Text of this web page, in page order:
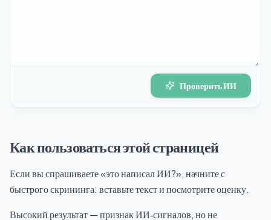
Проверить ИИ
Как пользоваться этой страницей
Если вы спрашиваете «это написал ИИ?», начните с
быстрого скрининга: вставьте текст и посмотрите оценку.
Высокий результат — признак ИИ‑сигналов, но не